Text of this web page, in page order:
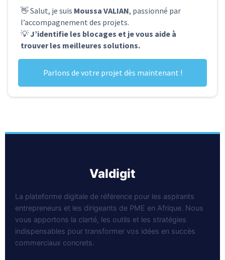
👋 Salut, je suis Moussa VALIAN, passionné par
l’accompagnement des projets.
💡 J’identifie les blocages et je vous aide à
trouver les meilleures solutions.
Parlons de votre projet dès maintenant !
valdigit
La plateforme digitale de référence pour les aspirants
entrepreneurs et les dirigeants de PME en Afrique. Nous
vous apportons la clarté, les outils et les stratégies
indispensables pour transformer vos idées en succès
commerciaux concrets.